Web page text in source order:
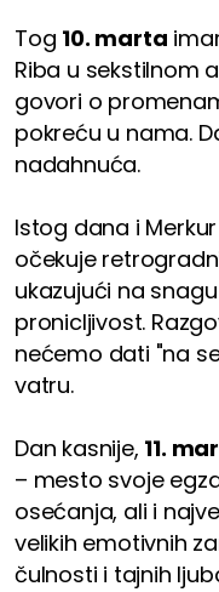
Tog 10. marta
Riba u sekstilnom
govori o
pokreću u nama.
nadahnuća.
Istog dana i
očekuje
ukazujući na
pronicljivost.
nećemo dati "na
vatru.
Dan kasnije, 11.
– mesto svoje
osećanja, ali i
velikih emotivnih
čulnosti i tajnih